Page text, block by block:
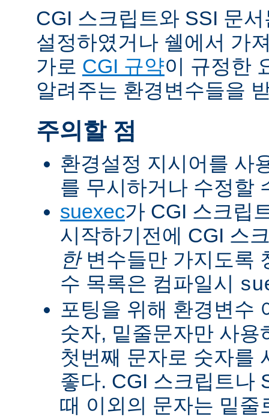
CGI 스크립트와 SSI 문
설정하였거나 쉘에서 가
가로 CGI 규약이 규정한
알려주는 환경변수들을
주의할 점
환경설정 지시어를 사
를 무시하거나 수정할
suexec가 CGI 스크립
시작하기전에 CGI 스
한변수들만 가지도록
수 목록은 컴파일시
포팅을 위해 환경변수
숫자, 밑줄문자만 사용
첫번째 문자로 숫자를
좋다. CGI 스크립트나
때 이외의 문자는 밑줄